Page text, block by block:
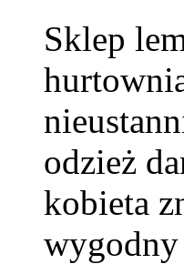
Sklep
odzież
kobieta